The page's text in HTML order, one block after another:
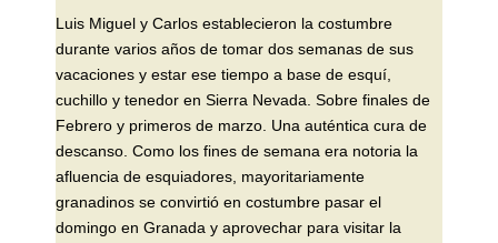
Luis Miguel y Carlos establecieron la costumbre
durante varios años de tomar dos semanas de sus
vacaciones y estar ese tiempo a base de esquí,
cuchillo y tenedor en Sierra Nevada. Sobre finales de
Febrero y primeros de marzo. Una auténtica cura de
descanso. Como los fines de semana era notoria la
afluencia de esquiadores, mayoritariamente
granadinos se convirtió en costumbre pasar el
domingo en Granada y aprovechar para visitar la